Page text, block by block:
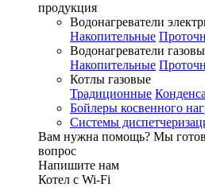
продукция
Водонагреватели
Накопительные
Водонагреватели
Накопительные
Котлы газовые
Традиционные
Бойлеры косвенного
Системы
Вам нужна помощь? Мы
вопрос
Напишите нам
Котел с Wi-Fi